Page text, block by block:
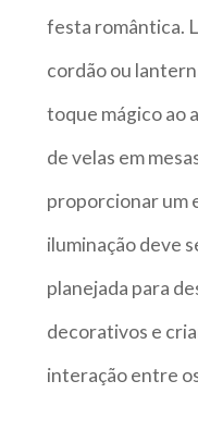
festa romântica.
cordão ou
toque mágico ao
de velas em
proporcionar um
iluminação deve
planejada para
decorativos e
interação entre